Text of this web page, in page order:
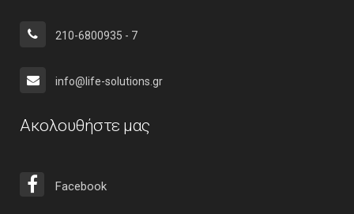
210-6800935 - 7
info@life-solutions.gr
Ακολουθήστε μας
Facebook